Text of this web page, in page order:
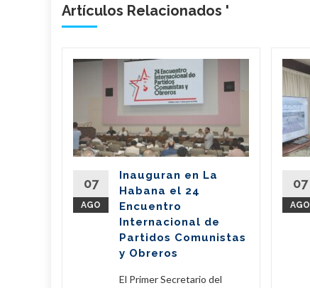
Artículos Relacionados '
07
AGO
Inauguran en La
Habana el 24
Encuentro
Internacional de
Partidos Comunistas
y Obreros
El Primer Secretario del
07
AGO